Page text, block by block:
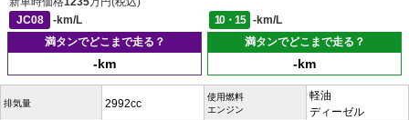
JC08
-km/L 10・15
-km/L
満タンでどこまで走る？
-km
満タンでどこまで走る？
-km
排気量 2992cc
使用燃料
エンジン
軽油
ディーゼル